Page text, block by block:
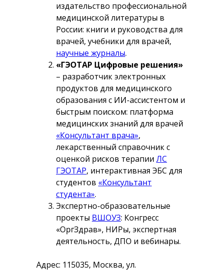
издательство профессиональной
медицинской литературы в
России: книги и руководства для
врачей, учебники для врачей,
научные журналы.
«ГЭОТАР Цифровые решения»
– разработчик электронных
продуктов для медицинского
образования с ИИ-ассистентом и
быстрым поиском: платформа
медицинских знаний для врачей
«Консультант врача»,
лекарственный справочник с
оценкой рисков терапии ЛС
ГЭОТАР, интерактивная ЭБС для
студентов «Консультант
студента».
Экспертно-образовательные
проекты ВШОУЗ: Конгресс
«ОргЗдрав», НИРы, экспертная
деятельность, ДПО и вебинары.
Адрес: 115035, Москва, ул.